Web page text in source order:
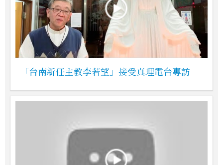
「台南新任主教李若望」接受真理電台專訪